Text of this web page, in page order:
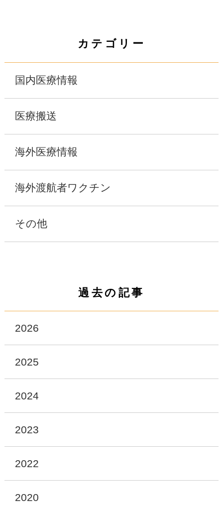
カテゴリー
国内医療情報
医療搬送
海外医療情報
海外渡航者ワクチン
その他
過去の記事
2026
2025
2024
2023
2022
2020